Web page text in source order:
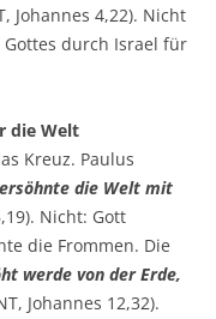
Johannes 4,22). Nicht
Gottes durch Israel für
die Welt
Kreuz. Paulus
die Welt mit
Nicht: Gott
die Frommen. Die
werde von der Erde,
Johannes 12,32).